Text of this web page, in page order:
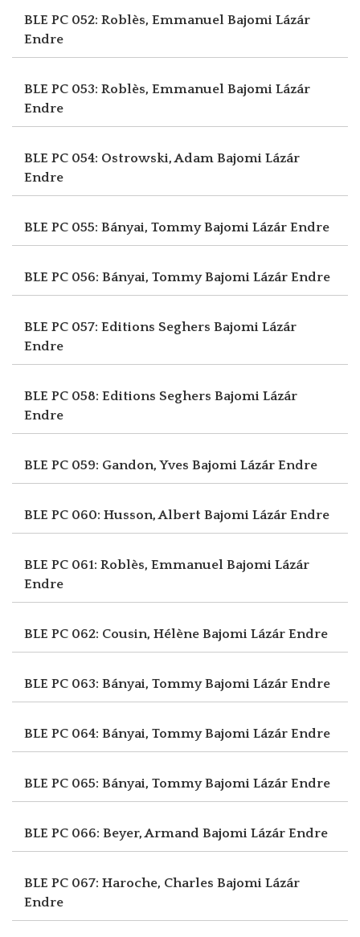
BLE PC 052: Roblès, Emmanuel Bajomi Lázár
Endre
BLE PC 053: Roblès, Emmanuel Bajomi Lázár
Endre
BLE PC 054: Ostrowski, Adam Bajomi Lázár
Endre
BLE PC 055: Bányai, TommyBajomi Lázár Endre
BLE PC 056: Bányai, TommyBajomi Lázár Endre
BLE PC 057: Editions Seghers Bajomi Lázár
Endre
BLE PC 058: Editions Seghers Bajomi Lázár
Endre
BLE PC 059: Gandon, Yves Bajomi Lázár Endre
BLE PC 060: Husson, Albert Bajomi Lázár Endre
BLE PC 061: Roblès, Emmanuel Bajomi Lázár
Endre
BLE PC 062: Cousin, Hélène Bajomi Lázár Endre
BLE PC 063: Bányai, TommyBajomi Lázár Endre
BLE PC 064: Bányai, TommyBajomi Lázár Endre
BLE PC 065: Bányai, TommyBajomi Lázár Endre
BLE PC 066: Beyer, Armand Bajomi Lázár Endre
BLE PC 067: Haroche, Charles Bajomi Lázár
Endre